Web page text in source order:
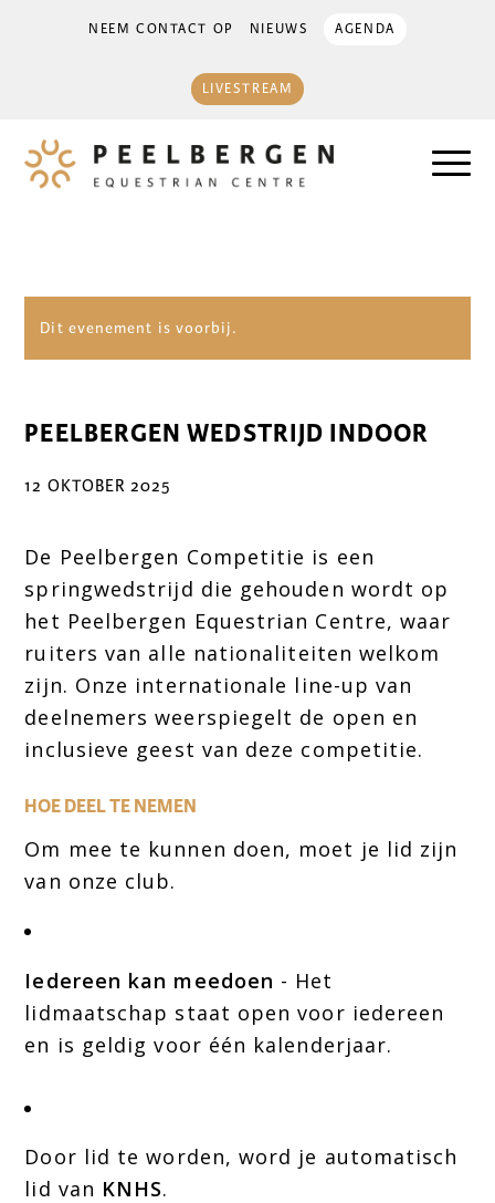
NEEM CONTACT OP NIEUWS AGENDA
LIVESTREAM
Dit evenement is voorbij.
PEELBERGEN WEDSTRIJD INDOOR
12 OKTOBER 2025
De Peelbergen Competitie is een
springwedstrijd die gehouden wordt op
het Peelbergen Equestrian Centre, waar
ruiters van alle nationaliteiten welkom
zijn. Onze internationale line-up van
deelnemers weerspiegelt de open en
inclusieve geest van deze competitie.
HOE DEEL TE NEMEN
Om mee te kunnen doen, moet je lid zijn
van onze club.
Iedereen kan meedoen - Het
lidmaatschap staat open voor iedereen
en is geldig voor één kalenderjaar.
Door lid te worden, word je automatisch
lid van KNHS.